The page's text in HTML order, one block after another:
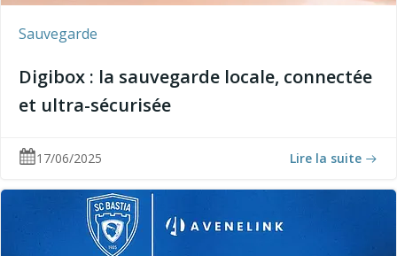
Sauvegarde
Digibox : la sauvegarde locale, connectée
et ultra-sécurisée
17/06/2025 Lire la suite